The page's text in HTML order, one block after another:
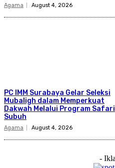
Agama August 4, 2026
PC IMM Surabaya Gelar Seleksi
Mubaligh dalam Memperkuat
Dakwah Melalui Program Safari
Subuh
Agama August 4, 2026
-